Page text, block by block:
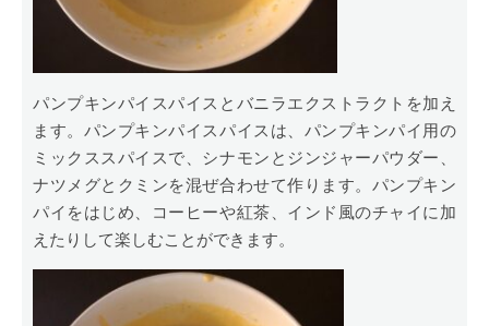
パンプキンパイスパイスとバニラエクストラクトを加え
ます。パンプキンパイスパイスは、パンプキンパイ用の
ミックススパイスで、シナモンとジンジャーパウダー、
ナツメグとクミンを混ぜ合わせて作ります。パンプキン
パイをはじめ、コーヒーや紅茶、インド風のチャイに加
えたりして楽しむことができます。